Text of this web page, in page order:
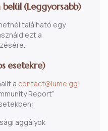
belül (Leggyorsabb)
található egy
ezt a
esetekre)
a contact@lume.gg
Report”
aggályok